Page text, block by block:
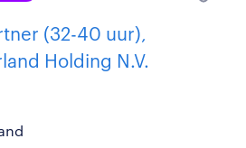
(32-40 uur),
Holding N.V.